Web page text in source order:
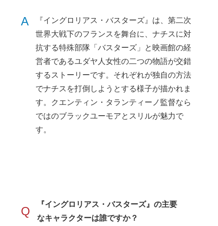
A
『イングロリアス・バスターズ』は、第二次
世界大戦下のフランスを舞台に、ナチスに対
抗する特殊部隊「バスターズ」と映画館の経
営者であるユダヤ人女性の二つの物語が交錯
するストーリーです。それぞれが独自の方法
でナチスを打倒しようとする様子が描かれま
す。クエンティン・タランティーノ監督なら
ではのブラックユーモアとスリルが魅力で
す。
Q
『イングロリアス・バスターズ』の主要
なキャラクターは誰ですか？